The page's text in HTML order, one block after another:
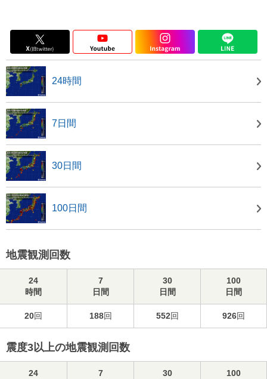
24時間
7日間
30日間
100日間
地震観測回数
24
時間
7
日間
30
日間
100
日間
20回 188回 552回 926回
震度3以上の地震観測回数
24
7
30
100